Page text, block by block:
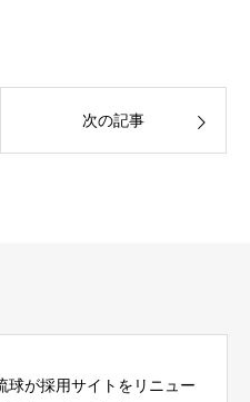
次の記事
球が採用サイトをリニュー